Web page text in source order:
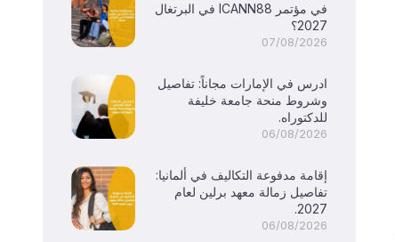
في مؤتمر ICANN88 في البرتغال
2027؟
07/08/2026
ادرس في الإمارات مجاناً: تفاصيل
وشروط منحة جامعة خليفة
للدكتوراه.
06/08/2026
إقامة مدفوعة التكاليف في ألمانيا:
تفاصيل زمالة معهد برلين لعام
2027.
06/08/2026